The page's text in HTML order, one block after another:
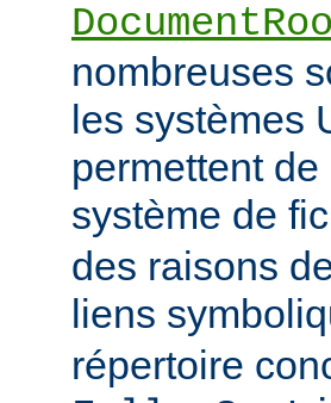
nombreuses
les systèmes
permettent
système de
des raisons
liens
répertoire